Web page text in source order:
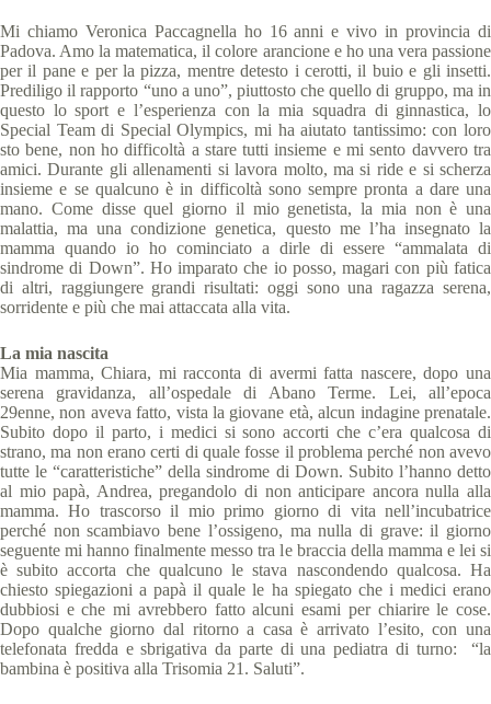
Mi chiamo Veronica Paccagnella ho 16 anni e vivo in provincia di
Padova. Amo la matematica, il colore arancione e ho una vera passione
per il pane e per la pizza, mentre detesto i cerotti, il buio e gli insetti.
Prediligo il rapporto “uno a uno”, piuttosto che quello di gruppo, ma in
questo lo sport e l’esperienza con la mia squadra di ginnastica, lo
Special Team di Special Olympics, mi ha aiutato tantissimo: con loro
sto bene, non ho difficoltà a stare tutti insieme e mi sento davvero tra
amici. Durante gli allenamenti si lavora molto, ma si ride e si scherza
insieme e se qualcuno è in difficoltà sono sempre pronta a dare una
mano. Come disse quel giorno il mio genetista, la mia non è una
malattia, ma una condizione genetica, questo me l’ha insegnato la
mamma quando io ho cominciato a dirle di essere “ammalata di
sindrome di Down”. Ho imparato che io posso, magari con più fatica
di altri, raggiungere grandi risultati: oggi sono una ragazza serena,
sorridente e più che mai attaccata alla vita.
La mia nascita
Mia mamma, Chiara, mi racconta di avermi fatta nascere, dopo una
serena gravidanza, all’ospedale di Abano Terme. Lei, all’epoca
29enne, non aveva fatto, vista la giovane età, alcun indagine prenatale.
Subito dopo il parto, i medici si sono accorti che c’era qualcosa di
strano, ma non erano certi di quale fosse il problema perché non avevo
tutte le “caratteristiche” della sindrome di Down. Subito l’hanno detto
al mio papà, Andrea, pregandolo di non anticipare ancora nulla alla
mamma. Ho trascorso il mio primo giorno di vita nell’incubatrice
perché non scambiavo bene l’ossigeno, ma nulla di grave: il giorno
seguente mi hanno finalmente messo tra le braccia della mamma e lei si
è subito accorta che qualcuno le stava nascondendo qualcosa. Ha
chiesto spiegazioni a papà il quale le ha spiegato che i medici erano
dubbiosi e che mi avrebbero fatto alcuni esami per chiarire le cose.
Dopo qualche giorno dal ritorno a casa è arrivato l’esito, con una
telefonata fredda e sbrigativa da parte di una pediatra di turno: “la
bambina è positiva alla Trisomia 21. Saluti”.